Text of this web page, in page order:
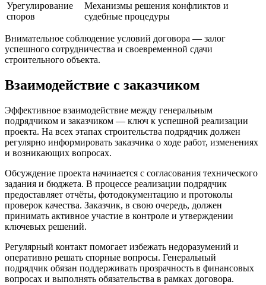
Урегулирование
споров
Механизмы решения конфликтов и
судебные процедуры
Внимательное соблюдение условий договора — залог
успешного сотрудничества и своевременной сдачи
строительного объекта.
Взаимодействие с заказчиком
Эффективное взаимодействие между генеральным
подрядчиком и заказчиком — ключ к успешной реализации
проекта. На всех этапах строительства подрядчик должен
регулярно информировать заказчика о ходе работ, изменениях
и возникающих вопросах.
Обсуждение проекта начинается с согласования технического
задания и бюджета. В процессе реализации подрядчик
предоставляет отчёты, фотодокументацию и протоколы
проверок качества. Заказчик, в свою очередь, должен
принимать активное участие в контроле и утверждении
ключевых решений.
Регулярный контакт помогает избежать недоразумений и
оперативно решать спорные вопросы. Генеральный
подрядчик обязан поддерживать прозрачность в финансовых
вопросах и выполнять обязательства в рамках договора.